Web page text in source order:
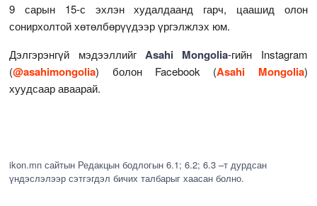
9 сарын 15-с эхлэн худалдаанд гарч, цаашид олон
сонирхолтой хөтөлбөрүүдээр үргэлжлэх юм.
Дэлгэрэнгүй мэдээллийг Asahi Mongolia-гийн Instagram
(@asahimongolia) болон Facebook (Asahi Mongolia)
хуудсаар аваарай.
ikon.mn сайтын Редакцын бодлогын 6.1; 6.2; 6.3 –т дурдсан
үндэслэлээр сэтгэгдэл бичих талбарыг хаасан болно.